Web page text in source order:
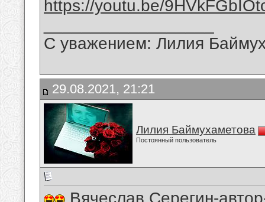
https://youtu.be/
С уважением: Лилия
29.08.2021, 21:21
Лилия Баймухаметова
Постоянный пользователь